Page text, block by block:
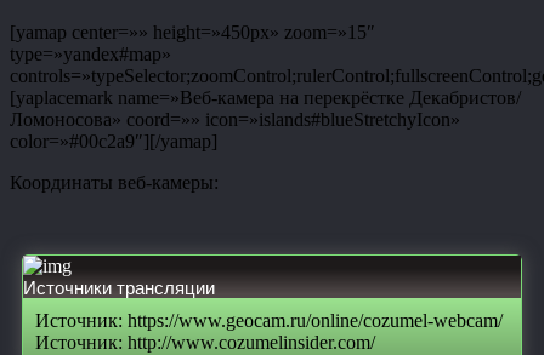
[yamap center=»» height=»450px» zoom=»15″
type=»yandex#map»
[yaplacemark name=»Веб-камера на перекрёстке Декабристов/
Ломоносова» coord=»» icon=»islands#blueStretchyIcon»
color=»#00c2a9″][/yamap]
Координаты веб-камеры:
Источники трансляции
Источник: https://www.geocam.ru/online/cozumel-webcam/
Источник: http://www.cozumelinsider.com/